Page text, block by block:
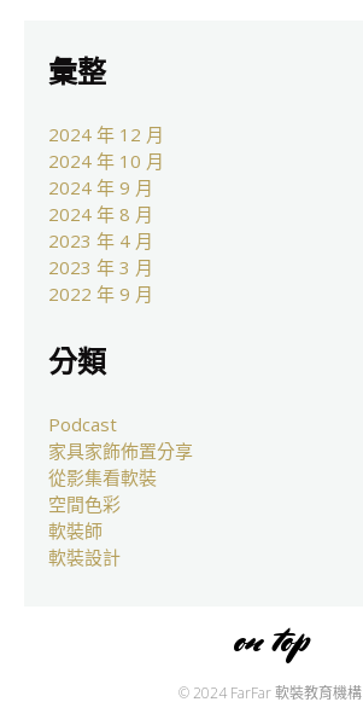
彙整
2024 年 12 月
2024 年 10 月
2024 年 9 月
2024 年 8 月
2023 年 4 月
2023 年 3 月
2022 年 9 月
分類
Podcast
家具家飾佈置分享
從影集看軟裝
空間色彩
軟裝師
軟裝設計
on top
© 2024 FarFar 軟裝教育機構